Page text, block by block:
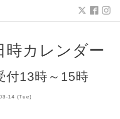
時カレンダー
付13時～15時
14 (Tue)